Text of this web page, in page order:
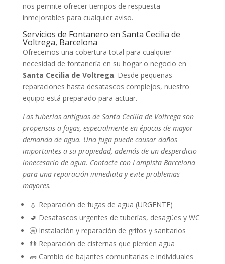
nos permite ofrecer tiempos de respuesta
inmejorables para cualquier aviso.
Servicios de Fontanero en Santa Cecilia de
Voltrega, Barcelona
Ofrecemos una cobertura total para cualquier
necesidad de fontanería en su hogar o negocio en
Santa Cecilia de Voltrega. Desde pequeñas
reparaciones hasta desatascos complejos, nuestro
equipo está preparado para actuar.
Las tuberías antiguas de Santa Cecilia de Voltrega son
propensas a fugas, especialmente en épocas de mayor
demanda de agua. Una fuga puede causar daños
importantes a su propiedad, además de un desperdicio
innecesario de agua. Contacte con Lampista Barcelona
para una reparación inmediata y evite problemas
mayores.
💧 Reparación de fugas de agua (URGENTE)
🚽 Desatascos urgentes de tuberías, desagües y WC
🚰 Instalación y reparación de grifos y sanitarios
🚻 Reparación de cisternas que pierden agua
🧱 Cambio de bajantes comunitarias e individuales